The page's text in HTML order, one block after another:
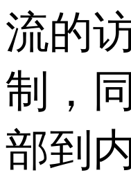
流的
制，
部到